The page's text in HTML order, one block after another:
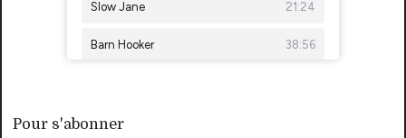
Pour s'abonner